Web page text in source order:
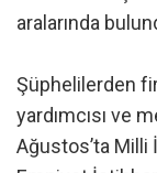
aralarında
Şüphelilerden
yardımcısı ve
Ağustos’ta Milli